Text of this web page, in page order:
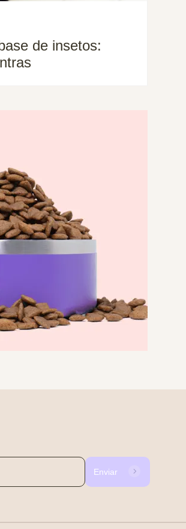
de insetos:
Enviar